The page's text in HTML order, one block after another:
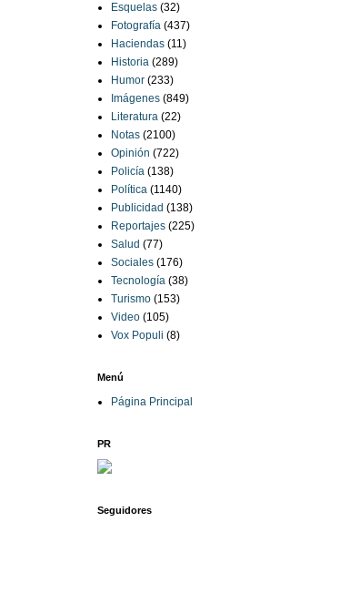
Esquelas (32)
Fotografía (437)
Haciendas (11)
Historia (289)
Humor (233)
Imágenes (849)
Literatura (22)
Notas (2100)
Opinión (722)
Policía (138)
Política (1140)
Publicidad (138)
Reportajes (225)
Salud (77)
Sociales (176)
Tecnología (38)
Turismo (153)
Video (105)
Vox Populi (8)
Menú
Página Principal
PR
Seguidores